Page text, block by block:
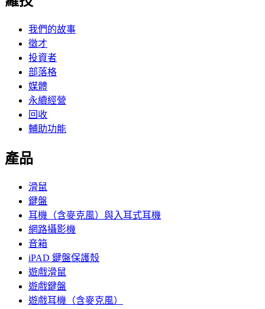
我們的故事
徵才
投資者
部落格
媒體
永續經營
回收
輔助功能
產品
滑鼠
鍵盤
耳機（含麥克風）與入耳式耳機
網路攝影機
音箱
iPAD 鍵盤保護殼
遊戲滑鼠
遊戲鍵盤
遊戲耳機（含麥克風）